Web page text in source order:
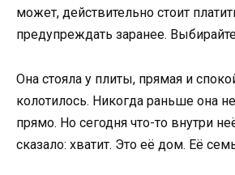
может, действительно стоит
предупреждать заранее.
Она стояла у плиты, прямая и
колотилось. Никогда раньше она
прямо. Но сегодня что-то внутри
сказало: хватит. Это её дом. Её